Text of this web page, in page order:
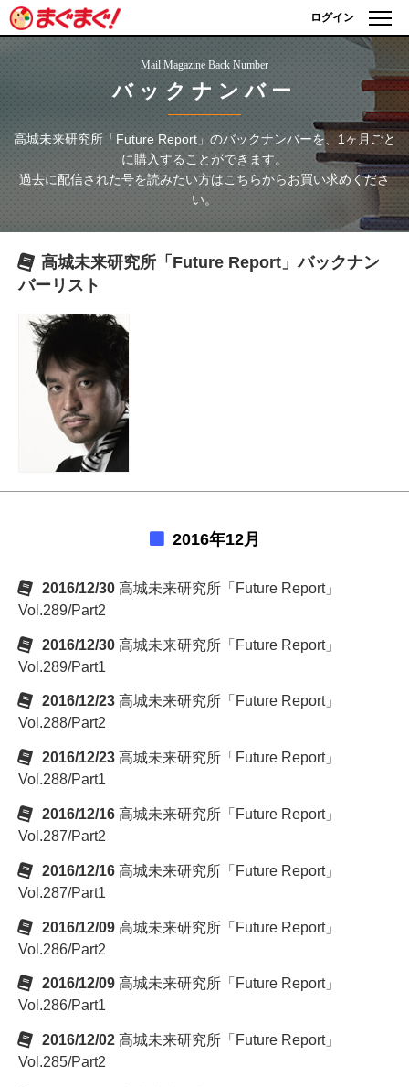
ログイン
Mail Magazine Back Number
バックナンバー
高城未来研究所「Future Report」 のバックナンバーを、1ヶ月ごと
に購入することができます。
過去に配信された号を読みたい方はこちらからお買い求めくださ
い。
高城未来研究所「Future Report」バックナン
バーリスト
2016年12月
2016/12/30 高城未来研究所「Future Report」
Vol.289/Part2
2016/12/30 高城未来研究所「Future Report」
Vol.289/Part1
2016/12/23 高城未来研究所「Future Report」
Vol.288/Part2
2016/12/23 高城未来研究所「Future Report」
Vol.288/Part1
2016/12/16 高城未来研究所「Future Report」
Vol.287/Part2
2016/12/16 高城未来研究所「Future Report」
Vol.287/Part1
2016/12/09 高城未来研究所「Future Report」
Vol.286/Part2
2016/12/09 高城未来研究所「Future Report」
Vol.286/Part1
2016/12/02 高城未来研究所「Future Report」
Vol.285/Part2